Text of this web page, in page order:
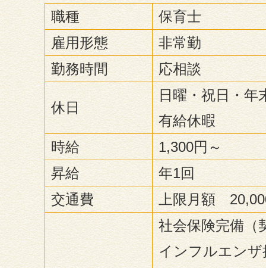
職種
保育士
雇用形態
非常勤
勤務時間
応相談
休日
日曜・祝日・年
有給休暇
時給
1,300円～
昇給
年1回
交通費
上限月額
社会保険完備（
インフルエンザ